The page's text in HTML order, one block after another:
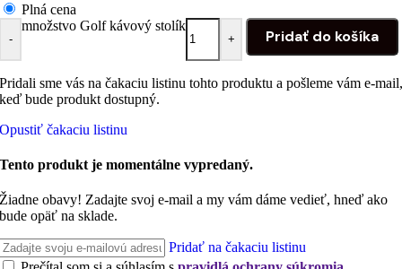
Plná cena
-
množstvo Golf kávový stolík
+ Pridať do košíka
Pridali sme vás na čakaciu listinu tohto produktu a pošleme vám e-mail,
keď bude produkt dostupný.
Opustiť čakaciu listinu
Tento produkt je momentálne vypredaný.
Žiadne obavy! Zadajte svoj e-mail a my vám dáme vedieť, hneď ako
bude opäť na sklade.
Pridať na čakaciu listinu